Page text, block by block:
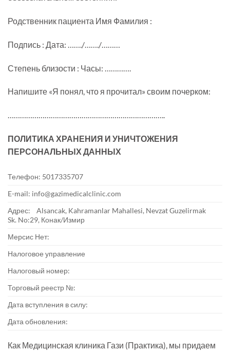
Родственник пациента Имя Фамилия :
Подпись : Дата: ……./……./………
Степень близости : Часы: ………….
Напишите «Я понял, что я прочитал» своим почерком:
…………………………………………………………………..
ПОЛИТИКА ХРАНЕНИЯ И УНИЧТОЖЕНИЯ
ПЕРСОНАЛЬНЫХ ДАННЫХ
Телефон: 5017335707
E-mail: info@gazimedicalclinic.com
Адрес: Alsancak, Kahramanlar Mahallesi, Nevzat Guzelirmak
Sk. No:29, Конак/Измир
Мерсис Нет:
Налоговое управление
Налоговый номер:
Торговый реестр №:
Дата вступления в силу:
Дата обновления:
Как Медицинская клиника Гази (Практика), мы придаем